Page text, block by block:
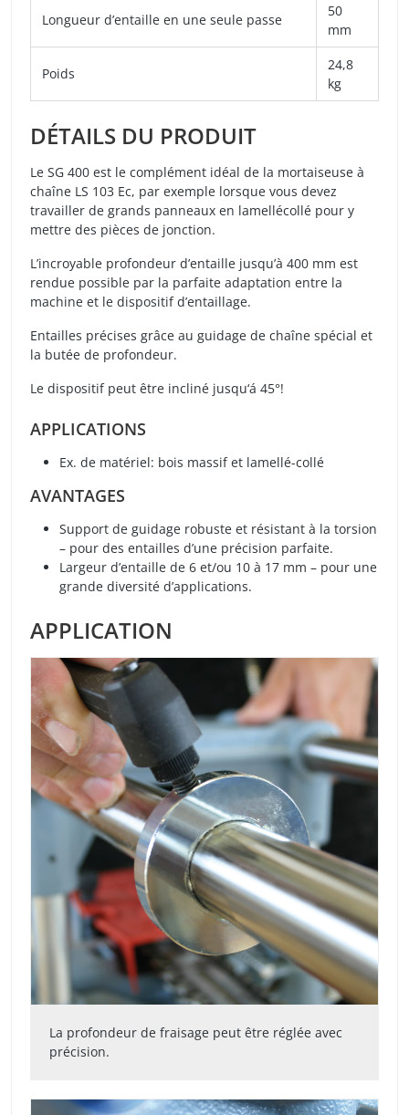
Longueur d’entaille en une seule passe
50
mm
Poids
24,8
kg
DÉTAILS DU PRODUIT
Le SG 400 est le complément idéal de la mortaiseuse à
chaîne LS 103 Ec, par exemple lorsque vous devez
travailler de grands panneaux en lamellécollé pour y
mettre des pièces de jonction.
L’incroyable profondeur d’entaille jusqu’à 400 mm est
rendue possible par la parfaite adaptation entre la
machine et le dispositif d’entaillage.
Entailles précises grâce au guidage de chaîne spécial et
la butée de profondeur.
Le dispositif peut être incliné jusqu‘á 45°!
APPLICATIONS
Ex. de matériel: bois massif et lamellé-collé
AVANTAGES
Support de guidage robuste et résistant à la torsion
– pour des entailles d’une précision parfaite.
Largeur d’entaille de 6 et/ou 10 à 17 mm – pour une
grande diversité d’applications.
APPLICATION
La profondeur de fraisage peut être réglée avec
précision.